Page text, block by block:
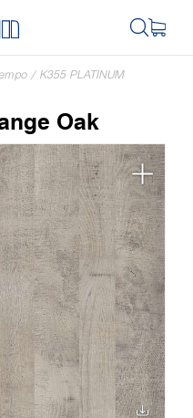
/ K355 PLATINUM
Oak